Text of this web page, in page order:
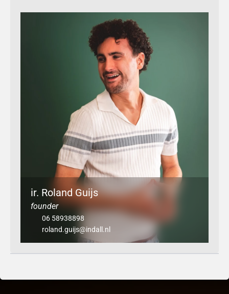
ir. Roland Guijs
founder
06 58938898
roland.guijs@indall.nl